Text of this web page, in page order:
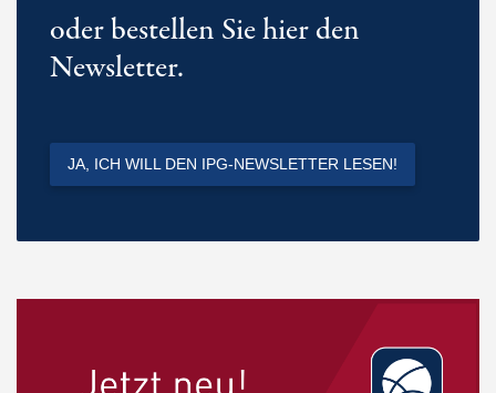
oder bestellen Sie hier den
Newsletter.
JA, ICH WILL DEN IPG-NEWSLETTER LESEN!